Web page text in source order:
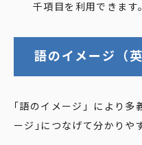
千項目を利用できます
語のイメージ（英
｢語のイメージ」により多
ージ｣につなげて分かりや